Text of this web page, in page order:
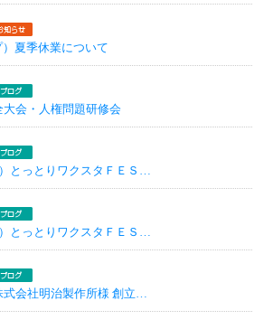
）夏季休業について
大会・人権問題研修会
とっとりワクスタＦＥＳ…
とっとりワクスタＦＥＳ…
式会社明治製作所様 創立…